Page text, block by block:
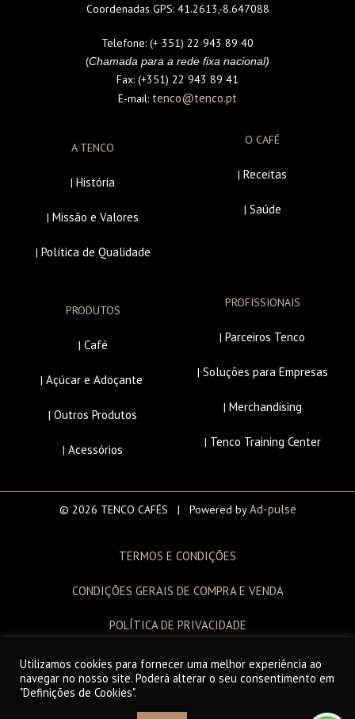
Coordenadas GPS:41.2613,-8.647088
Telefone: (+ 351) 22 943 89 40
(Chamada para a rede fixa nacional)
Fax: (+351) 22 943 89 41
E-mail: tenco@tenco.pt
A TENCO
| História
| Missão e Valores
| Política de Qualidade
O CAFÉ
| Receitas
| Saúde
PRODUTOS
| Café
| Açúcar e Adoçante
| Outros Produtos
| Acessórios
PROFISSIONAIS
| Parceiros Tenco
| Soluções para Empresas
| Merchandising
| Tenco Training Center
© 2026 TENCO CAFÉS | Powered byAd-pulse
TERMOS E CONDIÇÕES
CONDIÇÕES GERAIS DE COMPRA E VENDA
POLÍTICA DE PRIVACIDADE
LIVRO DE RECLAMAÇÕES
Utilizamos cookies para fornecer uma melhor experiência ao
navegar no nosso site. Poderá alterar o seu consentimento em
"Definições de Cookies".